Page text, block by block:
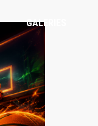
GALERIES